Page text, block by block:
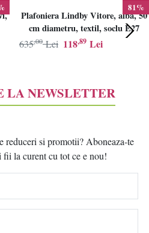
81%
Plafoniera Lindby Vitore, alba, 50
cm diametru, textil, soclu E27
118,89 Lei
635,00 Lei
LA NEWSLETTER
reduceri si promotii? Aboneaza-te
fii la curent cu tot ce e nou!